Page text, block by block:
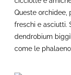
Queste orchidee,
freschi e asciutti.
dendrobium
come le